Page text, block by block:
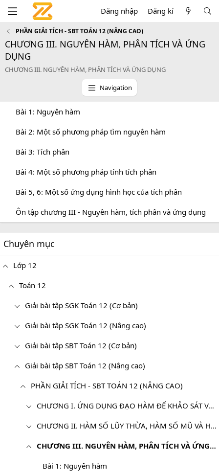
Đăng nhập Đăng kí
PHẦN GIẢI TÍCH - SBT TOÁN 12 (NÂNG CAO)
CHƯƠNG III. NGUYÊN HÀM, PHÂN TÍCH VÀ ỨNG
DỤNG
CHƯƠNG III. NGUYÊN HÀM, PHÂN TÍCH VÀ ỨNG DỤNG
Navigation
Bài 1: Nguyên hàm
Bài 2: Một số phương pháp tìm nguyên hàm
Bài 3: Tích phân
Bài 4: Một số phương pháp tính tích phân
Bài 5, 6: Một số ứng dụng hình học của tích phân
Ôn tập chương III - Nguyên hàm, tích phân và ứng dụng
Chuyên mục
Lớp 12
Toán 12
Giải bài tập SGK Toán 12 (Cơ bản)
Giải bài tập SGK Toán 12 (Nâng cao)
Giải bài tập SBT Toán 12 (Cơ bản)
Giải bài tập SBT Toán 12 (Nâng cao)
PHẦN GIẢI TÍCH - SBT TOÁN 12 (NÂNG CAO)
CHƯƠNG I. ỨNG DỤNG ĐẠO HÀM ĐỂ KHẢO SÁT VÀ VẼ ĐỒ THỊ HÀM SỐ
CHƯƠNG II. HÀM SỐ LŨY THỪA, HÀM SỐ MŨ VÀ HÀM SỐ LÔGARIT
CHƯƠNG III. NGUYÊN HÀM, PHÂN TÍCH VÀ ỨNG DỤNG
Bài 1: Nguyên hàm